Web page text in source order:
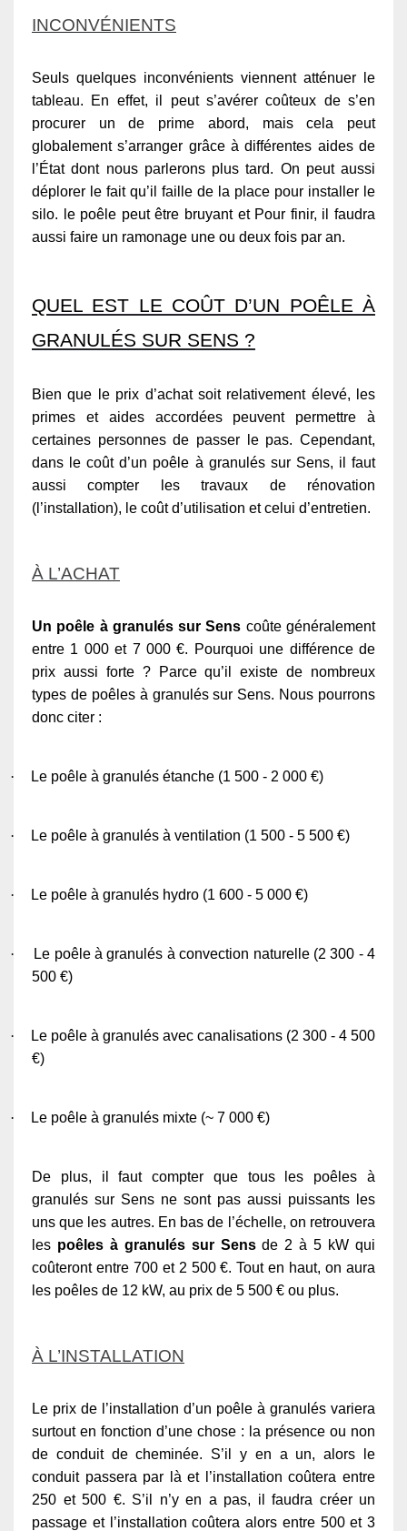
INCONVÉNIENTS
Seuls quelques inconvénients viennent atténuer le
tableau. En effet, il peut s’avérer coûteux de s’en
procurer un de prime abord, mais cela peut
globalement s’arranger grâce à différentes aides de
l’État dont nous parlerons plus tard. On peut aussi
déplorer le fait qu’il faille de la place pour installer le
silo. le poêle peut être bruyant et Pour finir, il faudra
aussi faire un ramonage une ou deux fois par an.
QUEL EST LE COÛT D’UN POÊLE À
GRANULÉS SUR SENS ?
Bien que le prix d’achat soit relativement élevé, les
primes et aides accordées peuvent permettre à
certaines personnes de passer le pas. Cependant,
dans le coût d’un poêle à granulés sur Sens, il faut
aussi compter les travaux de rénovation
(l’installation), le coût d’utilisation et celui d’entretien.
À L’ACHAT
Un poêle à granulés sur Sens coûte généralement
entre 1 000 et 7 000 €. Pourquoi une différence de
prix aussi forte ? Parce qu’il existe de nombreux
types de poêles à granulés sur Sens. Nous pourrons
donc citer :
· Le poêle à granulés étanche (1 500 - 2 000 €)
· Le poêle à granulés à ventilation (1 500 - 5 500 €)
· Le poêle à granulés hydro (1 600 - 5 000 €)
·
Le poêle à granulés à convection naturelle (2 300 - 4
500 €)
·
Le poêle à granulés avec canalisations (2 300 - 4 500
€)
· Le poêle à granulés mixte (~ 7 000 €)
De plus, il faut compter que tous les poêles à
granulés sur Sens ne sont pas aussi puissants les
uns que les autres. En bas de l’échelle, on retrouvera
les poêles à granulés sur Sensde 2 à 5 kW qui
coûteront entre 700 et 2 500 €. Tout en haut, on aura
les poêles de 12 kW, au prix de 5 500 € ou plus.
À L’INSTALLATION
Le prix de l’installation d’un poêle à granulés variera
surtout en fonction d’une chose : la présence ou non
de conduit de cheminée. S’il y en a un, alors le
conduit passera par là et l’installation coûtera entre
250 et 500 €. S’il n’y en a pas, il faudra créer un
passage et l’installation coûtera alors entre 500 et 3